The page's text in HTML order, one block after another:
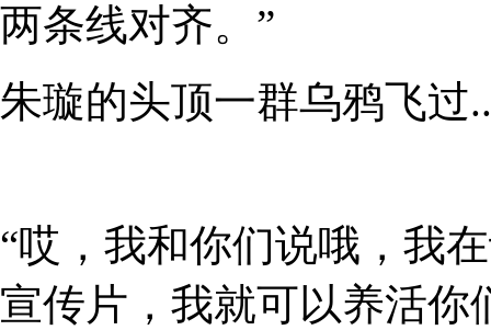
两条线对齐。”
朱璇的头顶一群乌鸦飞过
“哎，我和你们说哦，我
宣传片，我就可以养活你